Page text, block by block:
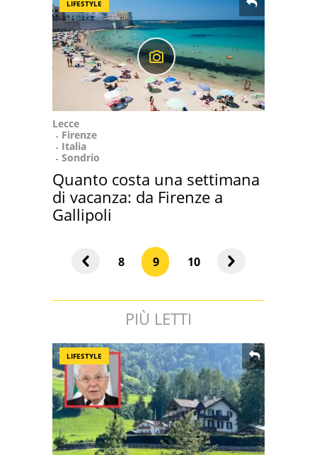
LIFESTYLE
Lecce
Firenze
Italia
Sondrio
Quanto costa una settimana
di vacanza: da Firenze a
Gallipoli
8 9 10
PIÙ LETTI
LIFESTYLE